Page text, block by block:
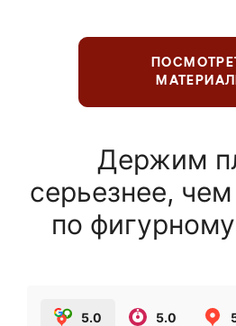
Держим
серьезнее,
по
5.0 5.0